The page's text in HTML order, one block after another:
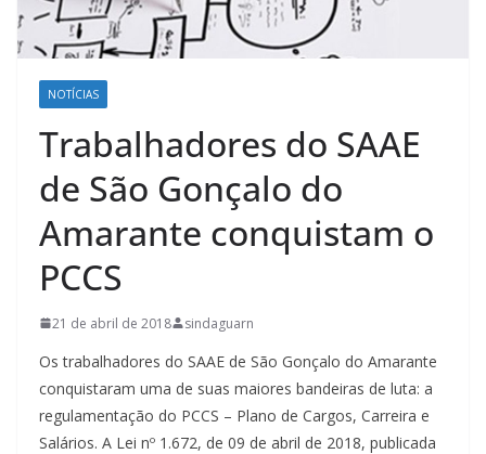
NOTÍCIAS
Trabalhadores do SAAE
de São Gonçalo do
Amarante conquistam o
PCCS
21 de abril de 2018 sindaguarn
Os trabalhadores do SAAE de São Gonçalo do Amarante
conquistaram uma de suas maiores bandeiras de luta: a
regulamentação do PCCS – Plano de Cargos, Carreira e
Salários. A Lei nº 1.672, de 09 de abril de 2018, publicada